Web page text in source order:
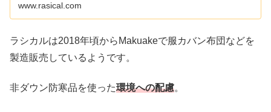
www.rasical.com
ラシカルは2018年頃からMakuakeで服カバン布団などを
製造販売しているようです。
非ダウン防寒品を使った環境への配慮。